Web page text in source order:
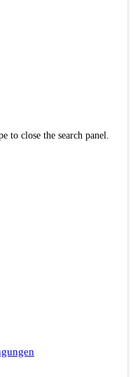
to close the search panel.